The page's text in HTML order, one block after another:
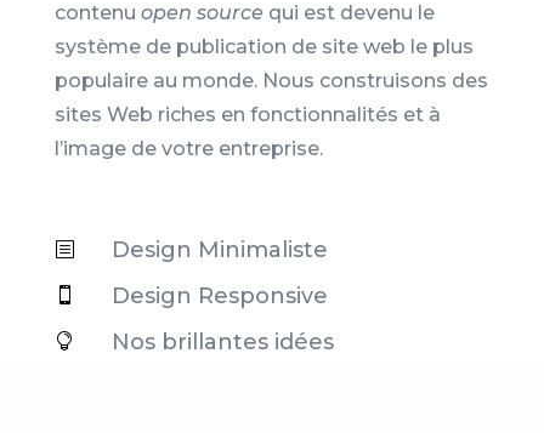
contenu open source qui est devenu le
système de publication de site web le plus
populaire au monde. Nous construisons des
sites Web riches en fonctionnalités et à
l’image de votre entreprise.
b Design Minimaliste
 Design Responsive
 Nos brillantes idées